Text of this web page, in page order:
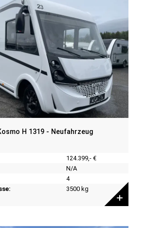
H 1319 - Neufahrzeug
124.399,- €
N/A
4
3500 kg